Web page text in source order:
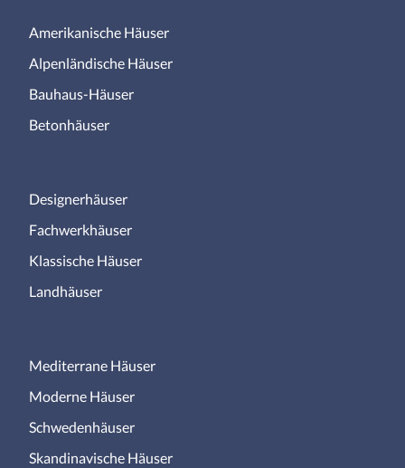
Amerikanische Häuser
Alpenländische Häuser
Bauhaus-Häuser
Betonhäuser
Designerhäuser
Fachwerkhäuser
Klassische Häuser
Landhäuser
Mediterrane Häuser
Moderne Häuser
Schwedenhäuser
Skandinavische Häuser